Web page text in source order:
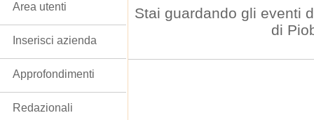
Stai guardando gli eventi
di
Area utenti
Inserisci azienda
Approfondimenti
Redazionali